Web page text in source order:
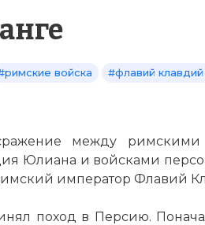
войска
#флавий
между римскими
Юлиана и войсками
император Флавий
поход в Персию.